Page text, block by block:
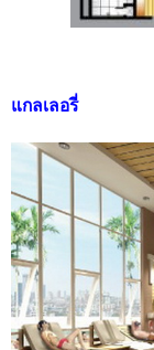
แกลเลอรี่